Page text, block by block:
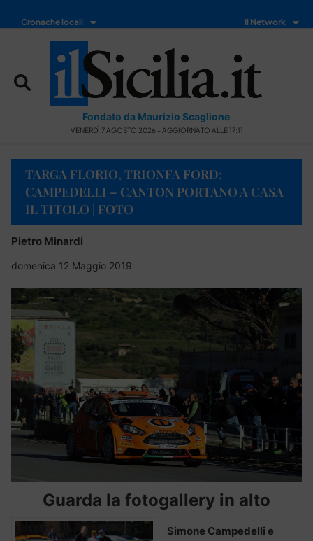
Cronache locali Il Network
Fondato da Maurizio Scaglione
VENERDÌ 7 AGOSTO 2026 - AGGIORNATO ALLE 17:11
TARGA FLORIO, TRIONFA FORD:
CAMPEDELLI – CANTON PORTANO A CASA
IL TITOLO | FOTO
Pietro Minardi
domenica 12 Maggio 2019
Guarda la fotogallery in alto
Simone Campedelli e